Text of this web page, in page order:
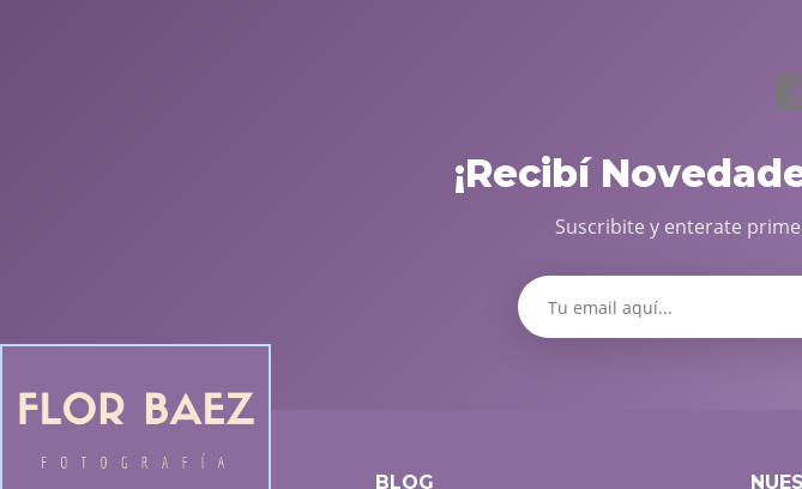
¡Recibí
Suscribite y enterate
BLOG